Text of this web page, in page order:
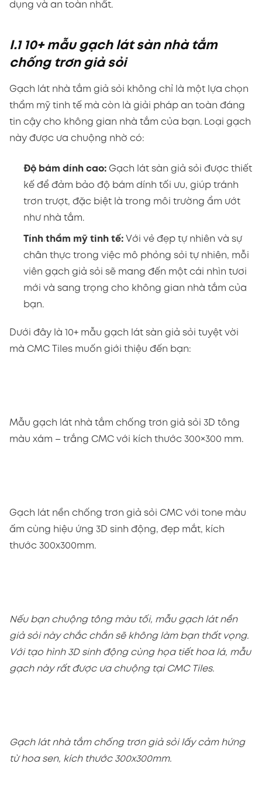
dụng và an toàn nhất.
I.1 10+ mẫu gạch lát sàn nhà tắm
chống trơn giả sỏi
Gạch lát nhà tắm giả sỏi không chỉ là một lựa chọn
thẩm mỹ tinh tế mà còn là giải pháp an toàn đáng
tin cậy cho không gian nhà tắm của bạn. Loại gạch
này được ưa chuộng nhờ có:
Độ bám dính cao: Gạch lát sàn giả sỏi được thiết
kế để đảm bảo độ bám dính tối ưu, giúp tránh
trơn trượt, đặc biệt là trong môi trường ẩm ướt
như nhà tắm.
Tính thẩm mỹ tinh tế: Với vẻ đẹp tự nhiên và sự
chân thực trong việc mô phỏng sỏi tự nhiên, mỗi
viên gạch giả sỏi sẽ mang đến một cái nhìn tươi
mới và sang trọng cho không gian nhà tắm của
bạn.
Dưới đây là 10+ mẫu gạch lát sàn giả sỏi tuyệt vời
mà CMC Tiles muốn giới thiệu đến bạn:
Mẫu gạch lát nhà tắm chống trơn giả sỏi 3D tông
màu xám – trắng CMC với kích thước 300×300 mm.
Gạch lát nền chống trơn giả sỏi CMC với tone màu
ấm cùng hiệu ứng 3D sinh động, đẹp mắt, kích
thước 300x300mm.
Nếu bạn chuộng tông màu tối, mẫu gạch lát nền
giả sỏi này chắc chắn sẽ không làm bạn thất vọng.
Với tạo hình 3D sinh động cùng họa tiết hoa lá, mẫu
gạch này rất được ưa chuộng tại CMC Tiles.
Gạch lát nhà tắm chống trơn giả sỏi lấy cảm hứng
từ hoa sen, kích thước 300x300mm.